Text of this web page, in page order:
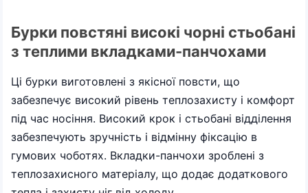
Бурки повстяні високі чорні стьобані
з теплими вкладками-панчохами
Ці бурки виготовлені з якісної повсти, що
забезпечує високий рівень теплозахисту і комфорт
під час носіння. Високий крок і стьобані відділення
забезпечують зручність і відмінну фіксацію в
гумових чоботях. Вкладки-панчохи зроблені з
теплозахисного матеріалу, що додає додаткового